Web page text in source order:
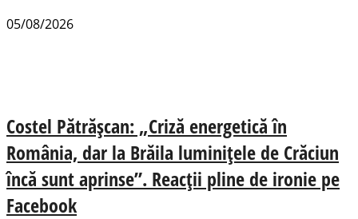
05/08/2026
Costel Pătrășcan: „Criză energetică în
România, dar la Brăila luminițele de Crăciun
încă sunt aprinse”. Reacții pline de ironie pe
Facebook